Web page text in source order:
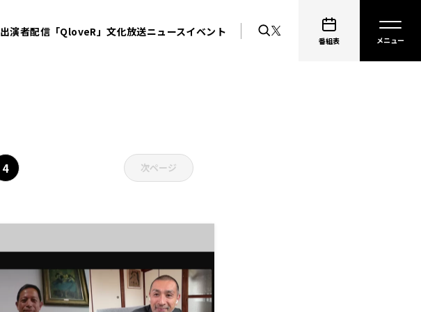
出演者配信「QloveR」文化放送ニュースイベント
番組表
4 次ページ